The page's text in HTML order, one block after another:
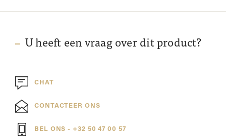
U heeft een vraag over dit product?
CHAT
CONTACTEER ONS
BEL ONS - +32 50 47 00 57